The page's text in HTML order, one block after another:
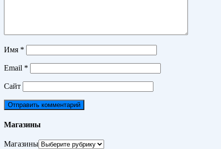
Имя *
Email *
Сайт
Магазины
Магазины